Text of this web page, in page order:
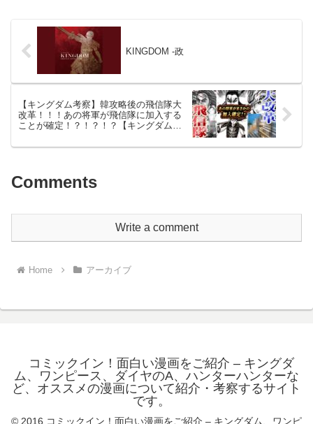
KINGDOM -政
【キングダム考察】韓攻略後の飛信隊大
改革！！！あの将軍が飛信隊に加入する
ことが確定！？！？！？【キングダム最
Comments
Write a comment
Home アーカイブ
コミックイン！面白い漫画をご紹介 – キングダ
ム、ワンピース、ダイヤのA、ハンターハンターな
ど、オススメの漫画について紹介・考察するサイト
です。
© 2016 コミックイン！面白い漫画をご紹介 – キングダム、ワンピ